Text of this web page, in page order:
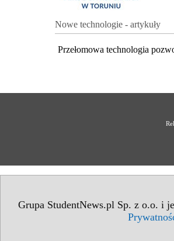
Grupa StudentNews.pl Sp. z o.o. i
Nowe technologie - artykuły
Przełomowa technologia